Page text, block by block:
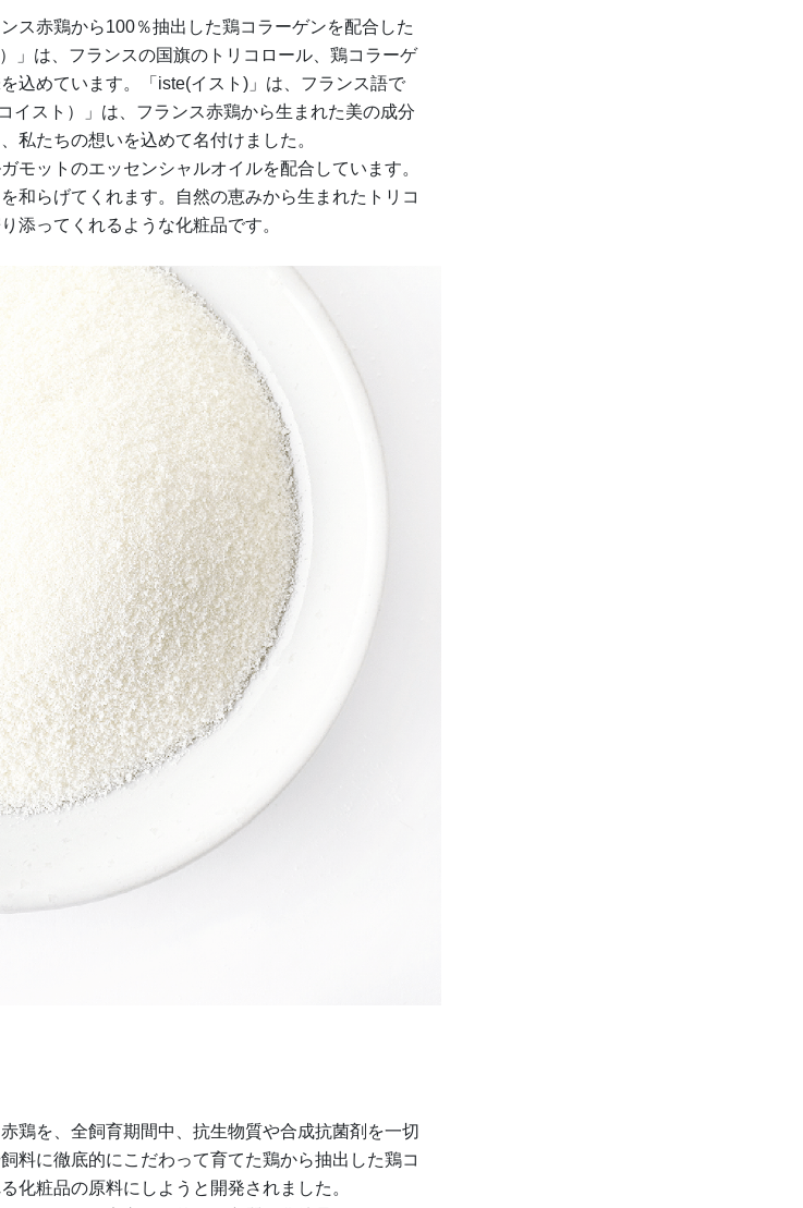
ス赤鶏から100％抽出した鶏コラーゲンを配合した
」は、フランスの国旗のトリコロール、鶏コラーゲ
込めています。「iste(イスト)」は、フランス語で
イスト）」は、フランス赤鶏から生まれた美の成分
私たちの想いを込めて名付けました。
モットのエッセンシャルオイルを配合しています。
和らげてくれます。自然の恵みから生まれたトリコ
添ってくれるような化粧品です。
鶏を、全飼育期間中、抗生物質や合成抗菌剤を一切
料に徹底的にこだわって育てた鶏から抽出した鶏コ
化粧品の原料にしようと開発されました。